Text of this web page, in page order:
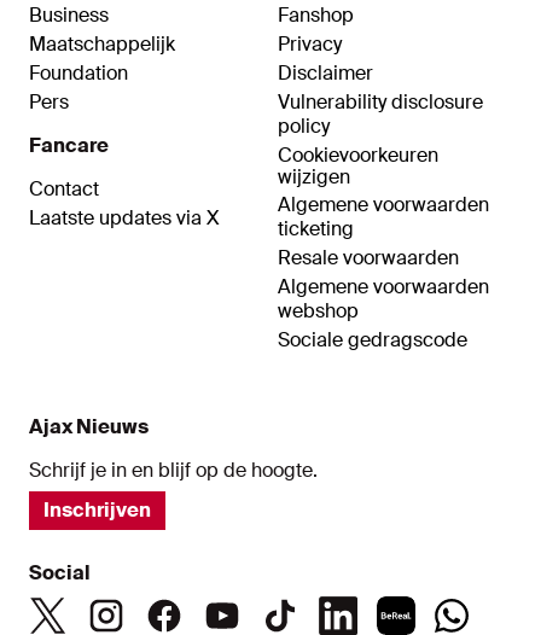
Business
Maatschappelijk
Foundation
Pers
Fancare
Contact
Laatste updates via X
Fanshop
Privacy
Disclaimer
Vulnerability disclosure
policy
Cookievoorkeuren
wijzigen
Algemene voorwaarden
ticketing
Resale voorwaarden
Algemene voorwaarden
webshop
Sociale gedragscode
Ajax Nieuws
Schrijf je in en blijf op de hoogte.
Inschrijven
Social